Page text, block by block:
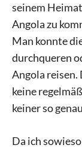
seinem
Angola zu
Man konnte
durchqueren
Angola reisen.
keine
keiner so
Da ich